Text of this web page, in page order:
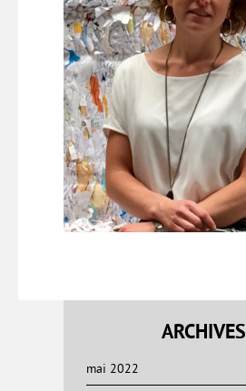
ARCHIVES
mai 2022